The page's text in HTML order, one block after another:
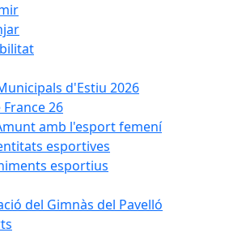
d'Estiu 2026
26
amb l'esport femení
esportives
esportius
del Gimnàs del Pavelló